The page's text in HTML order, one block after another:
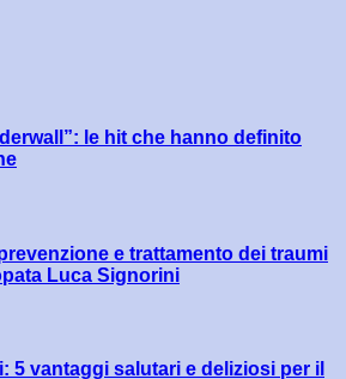
le hit che hanno definito
e trattamento dei traumi
Luca Signorini
5 vantaggi salutari e deliziosi per il